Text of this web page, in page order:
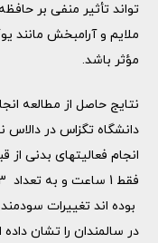
تواند تأثیر منفی بر
ملایم و آرامبخش مانند
مؤثر باشد.
نتایج حاصل از مطالعه
دانشگاه تگزاس در
انجام فعالیتهای بدنی از
بوده اند تغییرات